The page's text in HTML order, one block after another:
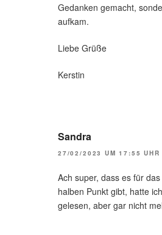
Gedanken gemacht,
aufkam.
Liebe Grüße
Kerstin
Sandra
27/02/2023 UM 17:55 UHR
Ach super, dass es für
halben Punkt gibt, hatte
gelesen, aber gar nicht